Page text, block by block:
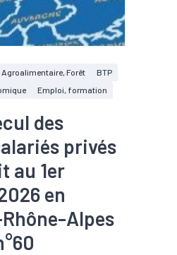
Forêt
BTP
Emploi, formation
des
privés
au 1er
en
Alpes